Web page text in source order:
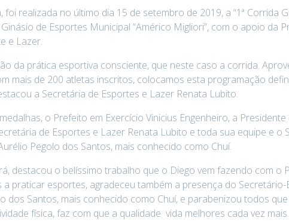
realizada no último dia 15 de setembro de 2019, a “1ª Corrida
de Esportes Municipal “Américo Migliori”, com o apoio da
e Lazer.
da prática esportiva consciente, que neste caso a corrida.
mais de 200 atletas inscritos, colocamos esta programação
a Secretária de Esportes e Lazer Renata Lubito.
o Prefeito em Exercício Vinicius Engenheiro, a
de Esportes e Lazer Renata Lubito e toda sua equipe e o
Pegolo dos Santos, mais conhecido como Chuí.
destacou o belíssimo trabalho que o Diego vem fazendo com o
praticar esportes, agradeceu também a presença do
dos Santos, mais conhecido como Chuí, e parabenizou todos
física, faz com que a qualidade vida melhores cada vez mais.